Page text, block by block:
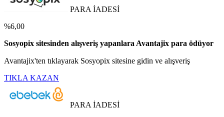
PARA İADESİ
%6,00
Sosyopix sitesinden alışveriş yapanlara Avantajix para ödüyor
Avantajix'ten tıklayarak Sosyopix sitesine gidin ve alışveriş
TIKLA KAZAN
PARA İADESİ